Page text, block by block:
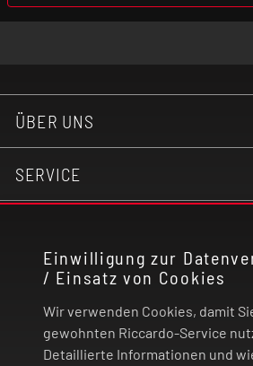
Einwilligung zur
/ Einsatz von Cookies
Wir verwenden Cookies, damit
gewohnten Riccardo-Service
Detaillierte Informationen und
ÜBER UNS
SERVICE
RECHTLICHES
ZAHLUNG UND VERSAND